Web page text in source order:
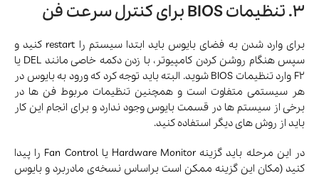
3. تنظیمات BIOS برای کنترل سرعت فن
برای وارد شدن به فضای بایوس باید ابتدا سیستم را restart کنید و
سپس هنگام روشن کردن کامپیوتر، با زدن دکمه خاصی مانند DEL یا
F2 وارد تنظیمات BIOS شوید. البته باید توجه کرد که ورود به بایوس در
هر سیستمی متفاوت است و همچنین تنظیمات مربوط فن ها در
برخی از سیستم ها در قسمت بایوس وجود ندارد و برای انجام این کار
باید از روش های دیگر استفاده کنید.
در این مرحله باید گزینه Hardware Monitor یا Fan Control را پیدا
کنید (مکان این گزینه ممکن است براساس نسخه‌ی مادربرد و بایوس